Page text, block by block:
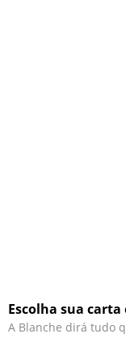
Escolha sua carta
A Blanche dirá tudo